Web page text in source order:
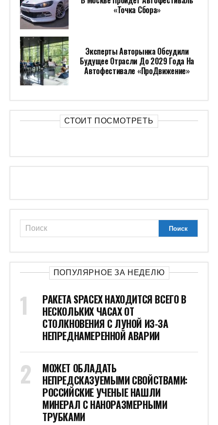
«Точка Сбора»
Эксперты Авторынка Обсудили
Будущее Отрасли До 2029 Года На
Автофестивале «ПроДвижение»
СТОИТ ПОСМОТРЕТЬ
ПОПУЛЯРНОЕ ЗА НЕДЕЛЮ
РАКЕТА SPACEX НАХОДИТСЯ ВСЕГО В
НЕСКОЛЬКИХ ЧАСАХ ОТ
СТОЛКНОВЕНИЯ С ЛУНОЙ ИЗ-ЗА
НЕПРЕДНАМЕРЕННОЙ АВАРИИ
МОЖЕТ ОБЛАДАТЬ
НЕПРЕДСКАЗУЕМЫМИ СВОЙСТВАМИ:
РОССИЙСКИЕ УЧЕНЫЕ НАШЛИ
МИНЕРАЛ С НАНОРАЗМЕРНЫМИ
ТРУБКАМИ